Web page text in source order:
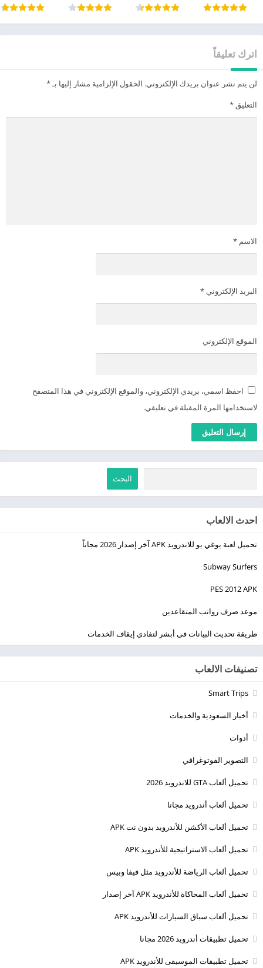
اترك تعليقاً
لن يتم نشر عنوان بريدك الإلكتروني. الحقول الإلزامية مشار إليها بـ*
التعليق*
الاسم *
البريد الإلكتروني *
الموقع الإلكتروني
احفظ اسمي، بريدي الإلكتروني، والموقع الإلكتروني في هذا المتصفح
لاستخدامها المرة المقبلة في تعليقي.
البحث
احدث الالعاب
تحميل لعبة يوغي يو للاندرويد APK آخر إصدار 2026 مجاناً
Subway Surfers
PES 2012 APK
موعد صرف رواتب المتقاعدين
طريقة تحديث البيانات في أبشر لتفادي إيقاف الخدمات
تصنيفات الالعاب
Smart Trips
أخبار السعودية والخدمات
أدوات
التصوير الفوتوغرافي
تحميل ألعاب GTA للاندرويد 2026
تحميل ألعاب أندرويد مجانا
تحميل ألعاب الأكشن للأندرويد بدون نت APK
تحميل ألعاب الاستراتيجية للأندرويد APK
تحميل ألعاب الرياضة للأندرويد مثل فيفا وبيس
تحميل ألعاب المحاكاة للأندرويد APK آخر إصدار
تحميل ألعاب سباق السيارات للأندرويد APK
تحميل تطبيقات أندرويد 2026 مجانا
تحميل تطبيقات الموسيقى للأندرويد APK